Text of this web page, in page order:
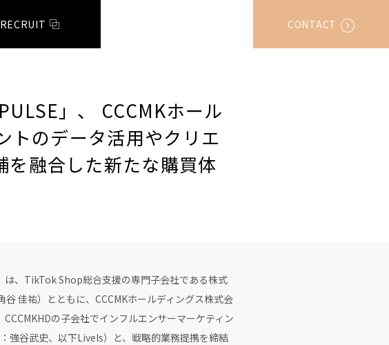
RECRUIT CONTACT
」、 CCCMKホール
トのデータ活用やクリエ
を融合した新たな購買体
、TikTok Shop総合支援の専門子会社である株式
佳祐）とともに、CCCMKホールディングス株式会
の子会社でインフルエンサーマーケティン
強谷武史、以下Livels）と、戦略的業務提携を締結